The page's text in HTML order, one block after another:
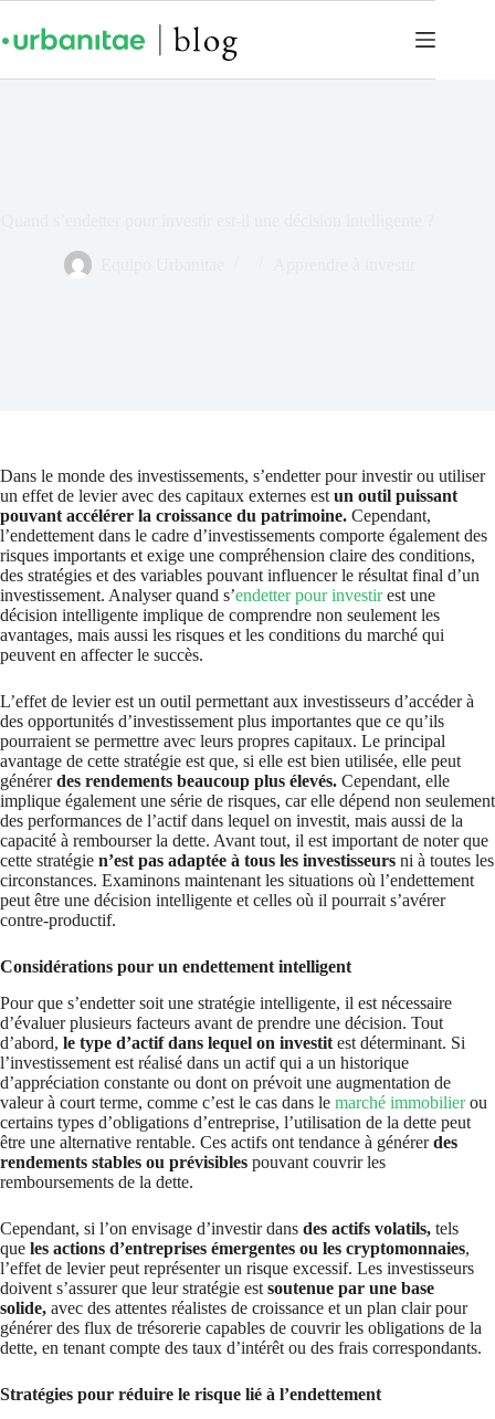
Dans le monde des investissements, s’endetter pour investir ou utiliser
un effet de levier avec des capitaux externes est un outil puissant
pouvant accélérer la croissance du patrimoine. Cependant,
l’endettement dans le cadre d’investissements comporte également des
risques importants et exige une compréhension claire des conditions,
des stratégies et des variables pouvant influencer le résultat final d’un
investissement. Analyser quand s’endetter pour investirest une
décision intelligente implique de comprendre non seulement les
avantages, mais aussi les risques et les conditions du marché qui
peuvent en affecter le succès.
L’effet de levier est un outil permettant aux investisseurs d’accéder à
des opportunités d’investissement plus importantes que ce qu’ils
pourraient se permettre avec leurs propres capitaux. Le principal
avantage de cette stratégie est que, si elle est bien utilisée, elle peut
générerdes rendements beaucoup plus élevés. Cependant, elle
implique également une série de risques, car elle dépend non seulement
des performances de l’actif dans lequel on investit, mais aussi de la
capacité à rembourser la dette. Avant tout, il est important de noter que
cette stratégie n’est pas adaptée à tous les investisseurs ni à toutes les
circonstances. Examinons maintenant les situations où l’endettement
peut être une décision intelligente et celles où il pourrait s’avérer
contre-productif.
Considérations pour un endettement intelligent
Pour que s’endetter soit une stratégie intelligente, il est nécessaire
d’évaluer plusieurs facteurs avant de prendre une décision. Tout
d’abord, le type d’actif dans lequel on investit est déterminant. Si
l’investissement est réalisé dans un actif qui a un historique
d’appréciation constante ou dont on prévoit une augmentation de
valeur à court terme, comme c’est le cas dans le marché immobilierou
certains types d’obligations d’entreprise, l’utilisation de la dette peut
être une alternative rentable. Ces actifs ont tendance à générerdes
rendements stables ou prévisibles pouvant couvrir les
remboursements de la dette.
Cependant, si l’on envisage d’investir dans des actifs volatils, tels
que les actions d’entreprises émergentes ou les cryptomonnaies,
l’effet de levier peut représenter un risque excessif. Les investisseurs
doivent s’assurer que leur stratégie est soutenue par une base
solide, avec des attentes réalistes de croissance et un plan clair pour
générer des flux de trésorerie capables de couvrir les obligations de la
dette, en tenant compte des taux d’intérêt ou des frais correspondants.
Stratégies pour réduire le risque lié à l’endettement